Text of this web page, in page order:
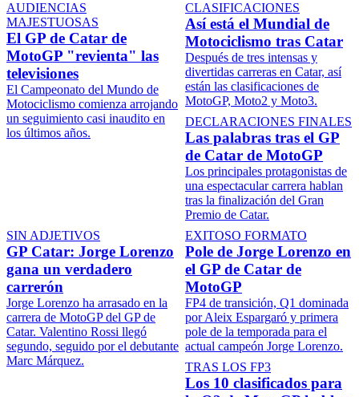
AUDIENCIAS
MAJESTUOSAS
El GP de Catar de
MotoGP "revienta" las
televisiones
El Campeonato del Mundo de
Motociclismo comienza arrojando
un seguimiento casi inaudito en
los últimos años.
CLASIFICACIONES
Así está el Mundial de
Motociclismo tras Catar
Después de tres intensas y
divertidas carreras en Catar, así
están las clasificaciones de
MotoGP, Moto2 y Moto3.
DECLARACIONES FINALES
Las palabras tras el GP
de Catar de MotoGP
Los principales protagonistas de
una espectacular carrera hablan
tras la finalización del Gran
Premio de Catar.
SIN ADJETIVOS
GP Catar: Jorge Lorenzo
gana un verdadero
carrerón
Jorge Lorenzo ha arrasado en la
carrera de MotoGP del GP de
Catar. Valentino Rossi llegó
segundo, seguido por el debutante
Marc Márquez.
EXITOSO FORMATO
Pole de Jorge Lorenzo en
el GP de Catar de
MotoGP
FP4 de transición, Q1 dominada
por Aleix Espargaró y primera
pole de la temporada para el
actual campeón Jorge Lorenzo.
TRAS LOS FP3
Los 10 clasificados para